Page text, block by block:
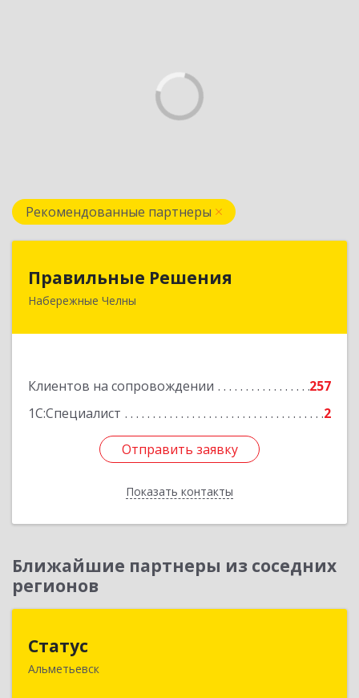
Рекомендованные партнеры
Правильные Решения
Набережные Челны
Клиентов на сопровождении
257
1С:Специалист
2
Отправить заявку
Показать контакты
423832, Татарстан Респ, Набережные Челны г,
Отправить заявку
Назад
Ближайшие партнеры из соседних
регионов
Статус
Альметьевск
423450, Татарстан Респ, Альметьевск г, Мира